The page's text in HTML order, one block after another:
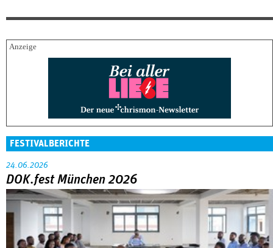
FESTIVALBERICHTE
24.06.2026
DOK.fest München 2026